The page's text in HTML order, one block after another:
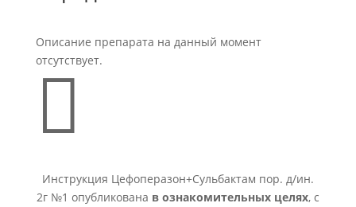
Описание препарата на данный момент
отсутствует.

Инструкция Цефоперазон+Сульбактам пор. д/ин.
2г №1 опубликована в ознакомительных целях, с